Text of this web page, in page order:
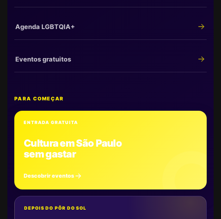
Agenda LGBTQIA+
Eventos gratuitos
PARA COMEÇAR
ENTRADA GRATUITA
Cultura em São Paulo
sem gastar
Descobrir eventos
DEPOIS DO PÔR DO SOL